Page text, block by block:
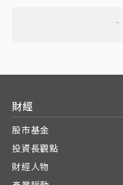
財經
股市基金
投資長觀點
財經人物